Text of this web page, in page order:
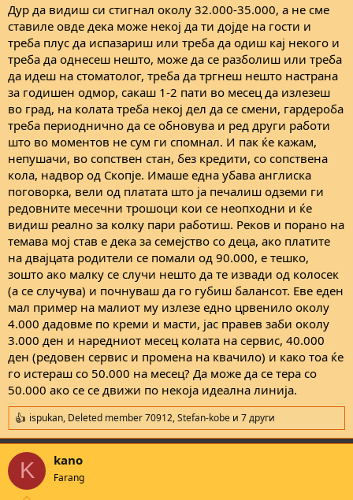
Дур да видиш си стигнал околу 32.000-35.000, а не сме
ставиле овде дека може некоj да ти доjде на гости и
треба плус да испазариш или треба да одиш каj некого и
треба да однесеш нешто, може да се разболиш или треба
да идеш на стоматолог, треба да тргнеш нешто настрана
за годишен одмор, сакаш 1-2 пати во месец да излезеш
во град, на колата треба некоj дел да се смени, гардероба
треба периоднично да се обновува и ред други работи
што во моментов не сум ги спомнал. И пак ќе кажам,
непушачи, во сопствен стан, без кредити, со сопствена
кола, надвор од Скопjе. Имаше една убава англиска
поговорка, вели од платата што jа печалиш одземи ги
редовните месечни трошоци кои се неопходни и ќе
видиш реално за колку пари работиш. Реков и порано на
темава моj став е дека за семеjство со деца, ако платите
на дваjцата родители се помали од 90.000, е тешко,
зошто ако малку се случи нешто да те извади од колосек
(а се случува) и почнуваш да го губиш балансот. Еве еден
мал пример на малиот му излезе едно црвенило околу
4.000 дадовме по креми и масти, jас правев заби околу
3.000 ден и наредниот месец колата на сервис, 40.000
ден (редовен сервис и промена на квачило) и како тоа ќе
го истераш со 50.000 на месец? Да може да се тера со
50.000 ако се се движи по некоja идеална линиja.
R
e
a
c
i
ispukan, Deleted member 70912,Stefan-kobe и 7 други
K kano
Farang